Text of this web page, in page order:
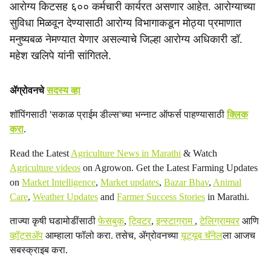
आरोग्य किटसह ६०० कर्मचारी कार्यरत असणार आहेत. आरोग्याच्या
सुविधा मिळवून देण्यासाठी आरोग्य विभागाकडून मोठ्या प्रमाणात
मनुष्यबळ नेमण्यात येणार असल्याचे जिल्हा आरोग्य अधिकारी डॉ.
महेश खलिपे यांनी सांगितले.
ॲग्रोवनचेसदस्य व्हा
शॉपिंगसाठी 'सकाळ प्राईम डील्स'च्या भन्नाट ऑफर्स पाहण्यासाठीक्लिक
करा.
Read the Latest Agriculture News in Marathi & Watch
Agriculture videos on Agrowon. Get the Latest Farming Updates
on Market Intelligence, Market updates, Bazar Bhav, Animal
Care, Weather Updates and Farmer Success Stories in Marathi.
ताज्या कृषी घडामोडींसाठीफेसबुक,ट्विटर,इन्स्टाग्राम ,टेलिग्रामवरआणि
व्हॉट्सॲप आम्हाला फॉलो करा. तसेच, ॲग्रोवनच्यायूट्यूब चॅनेलला आजच
सबस्क्राइब करा.